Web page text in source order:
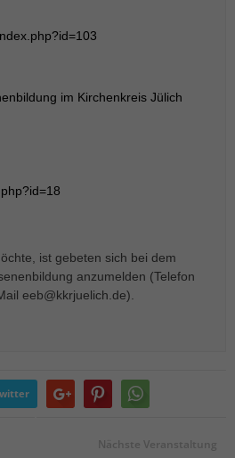
im Kirchenkreis Jülich
ist gebeten sich bei dem
anzumelden (Telefon
eeb@kkrjuelich.de).
Nächste Veranstaltung
Social-Media-Plattformen werden
von externen Medien akzeptiert
Inhalte keiner manuellen Einwilligung
anzeigen